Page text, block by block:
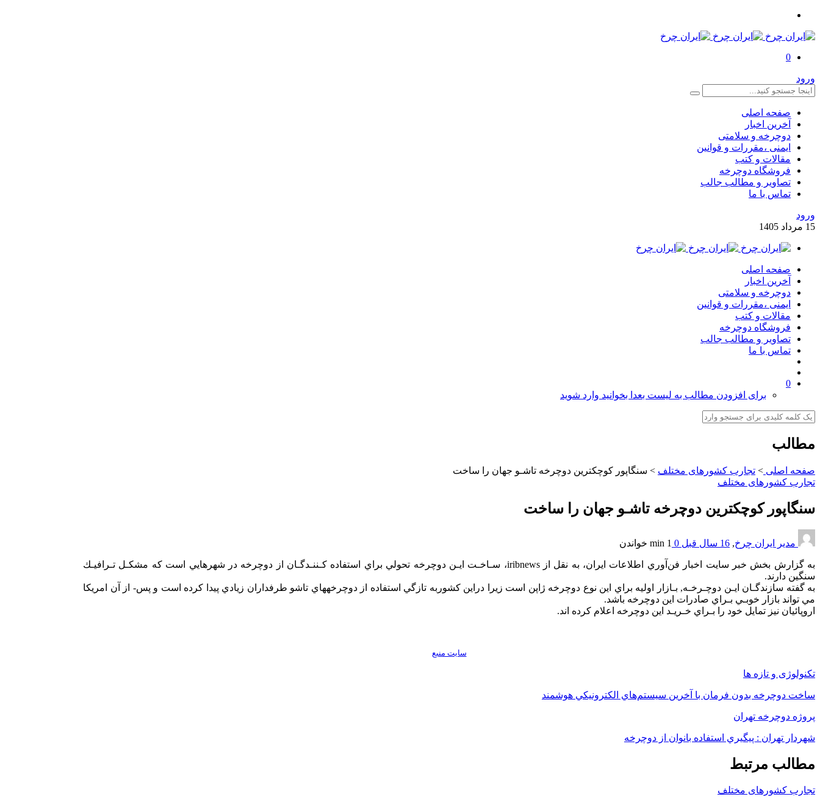
0
ورود
صفحه اصلی
آخرین اخبار
دوچرخه و سلامتی
ایمنی ،مقررات و قوانین
مقالات و کتب
فروشگاه دوچرخه
تصاویر و مطالب جالب
تماس با ما
ورود
15 مرداد 1405
صفحه اصلی
آخرین اخبار
دوچرخه و سلامتی
ایمنی ،مقررات و قوانین
مقالات و کتب
فروشگاه دوچرخه
تصاویر و مطالب جالب
تماس با ما
0
برای افزودن مطالب به لیست بعدا بخوانید وارد شوید
مطالب
صفحه اصلی > تجارب کشورهای مختلف > سنگاپور كوچكترين‎ دوچرخه‎ تاشـو جهان‎ را ساخت‎
تجارب کشورهای مختلف
سنگاپور كوچكترين‎ دوچرخه‎ تاشـو جهان‎ را ساخت‎
مدیر ایران چرخ, 16 سال قبل 0
1 min خواندن
سنگين‎ دارند.
به‎‎‎ گفته سازندگـان‎‎ ايـن دوچـرخـه, بـازار اوليه‎‎ براي‎ اين‎‎ نوع دوچرخه ژاپن است‎ زيرا دراين‎ كشوربه‎‎‎ تازگي‎ استفاده از دوچرخههاي‎ تاشو طرفداران‎ زيادي‎ پيدا كرده‎ است‎ و پس‎- از آن‎ امريكا
مي‎‎ تواند بازار خوبـي بـراي‎ صادرات‎ اين‎ دوچرخه‎ باشد.
اروپائيان‎ نيز تمايل‎ خود را بـراي‎ خـريـد اين‎ دوچرخه‎‎ اعلام‎ كرده اند.
سايت منبع
تکنولوژی و تازه ها
ساخت دوچرخه بدون فرمان با آخرين سيستم‌هاي الكترونيكي هوشمند
پروژه دوچرخه تهران
شهردار تهران : پيگيري استفاده بانوان از دوچرخه
مطالب مرتبط
تجارب کشورهای مختلف